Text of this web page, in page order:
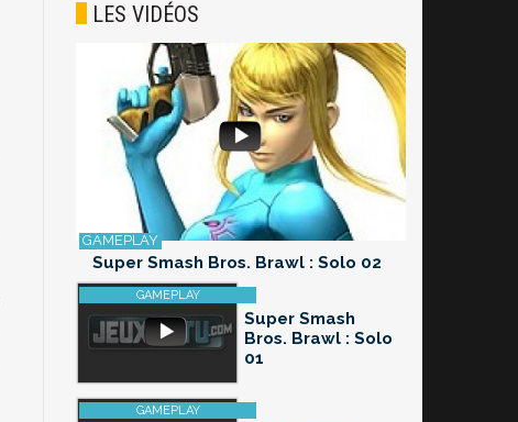
LES VIDÉOS
Super Smash Bros. Brawl : Solo 02
Super Smash
Bros. Brawl : Solo
01